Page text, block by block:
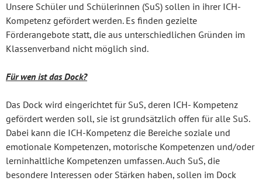
Unsere Schüler und Schülerinnen (SuS) sollen in ihrer ICH-
Kompetenz gefördert werden. Es finden gezielte
Förderangebote statt, die aus unterschiedlichen Gründen im
Klassenverband nicht möglich sind.
Für wen ist das Dock?
Das Dock wird eingerichtet für SuS, deren ICH- Kompetenz
gefördert werden soll, sie ist grundsätzlich offen für alle SuS.
Dabei kann die ICH-Kompetenz die Bereiche soziale und
emotionale Kompetenzen, motorische Kompetenzen und/oder
lerninhaltliche Kompetenzen umfassen. Auch SuS, die
besondere Interessen oder Stärken haben, sollen im Dock